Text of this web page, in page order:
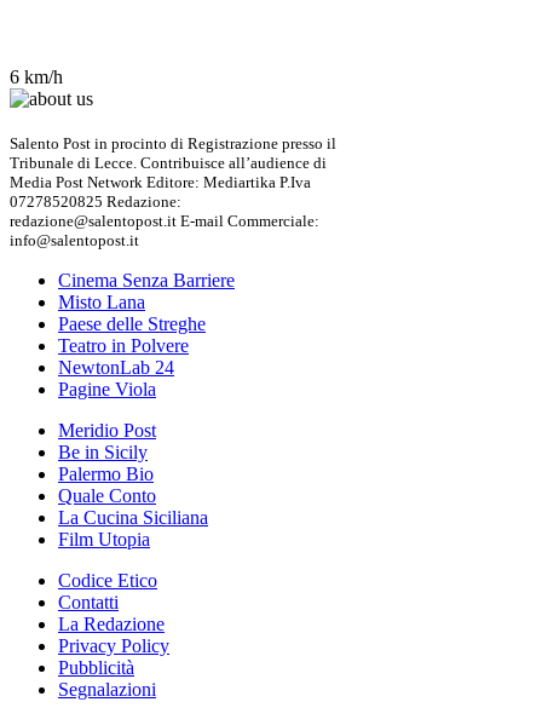
6 km/h
Salento Post in procinto di Registrazione presso il
Tribunale di Lecce. Contribuisce all’audience di
Media Post Network Editore: Mediartika P.Iva
07278520825 Redazione:
redazione@salentopost.it E-mail Commerciale:
info@salentopost.it
Cinema Senza Barriere
Misto Lana
Paese delle Streghe
Teatro in Polvere
NewtonLab 24
Pagine Viola
Meridio Post
Be in Sicily
Palermo Bio
Quale Conto
La Cucina Siciliana
Film Utopia
Codice Etico
Contatti
La Redazione
Privacy Policy
Pubblicità
Segnalazioni